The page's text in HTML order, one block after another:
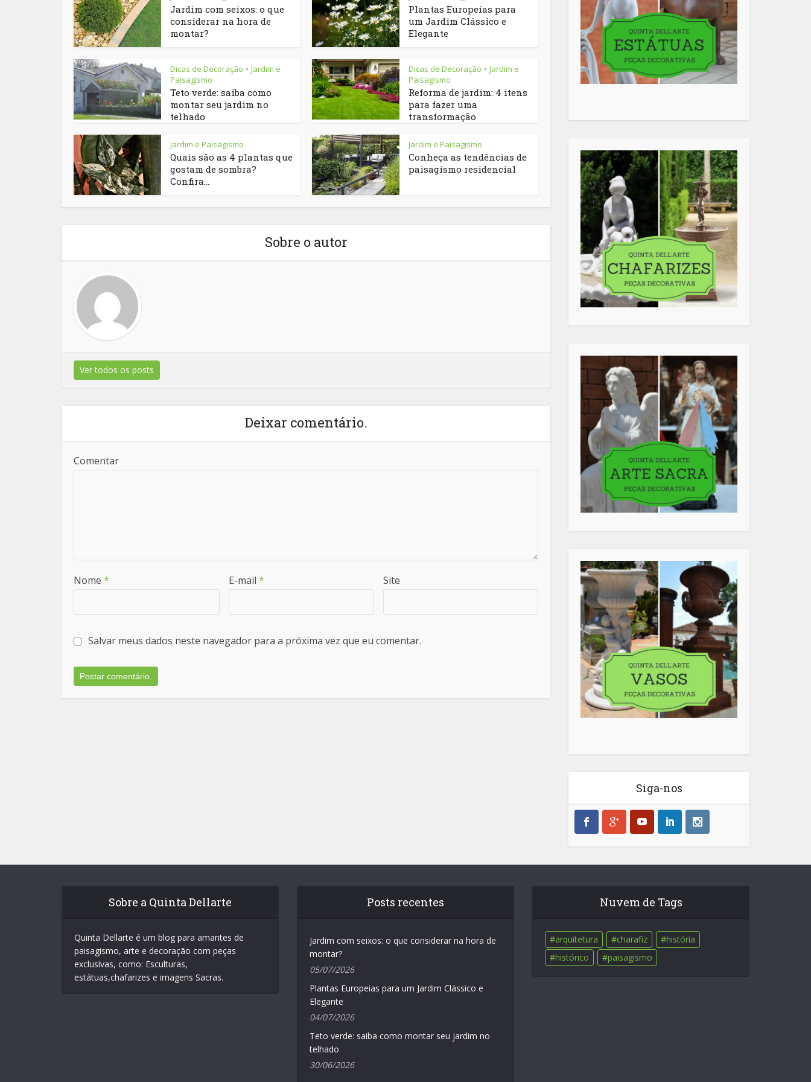
Jardim com seixos: o que
considerar na hora de
montar?
Plantas Europeias para
um Jardim Clássico e
Elegante
Dicas de Decoração • Jardim e
Paisagismo
Teto verde: saiba como
montar seu jardim no
telhado
Dicas de Decoração • Jardim e
Paisagismo
Reforma de jardim: 4 itens
para fazer uma
transformação
Jardim e Paisagismo
Quais são as 4 plantas que
gostam de sombra?
Confira...
Jardim e Paisagismo
Conheça as tendências de
paisagismo residencial
Sobre o autor
Ver todos os posts
Deixar comentário.
Comentar
Nome * E-mail * Site
Salvar meus dados neste navegador para a próxima vez que eu comentar.
Siga-nos
Sobre a Quinta Dellarte
Quinta Dellarte é um blog para amantes de
paisagismo, arte e decoração com peças
exclusivas, como: Esculturas,
estátuas,chafarizes e imagens Sacras.
Posts recentes
Jardim com seixos: o que considerar na hora de
montar?
05/07/2026
Plantas Europeias para um Jardim Clássico e
Elegante
04/07/2026
Teto verde: saiba como montar seu jardim no
telhado
30/06/2026
Nuvem de Tags
arquitetura charafiz
história
histórico
paisagismo